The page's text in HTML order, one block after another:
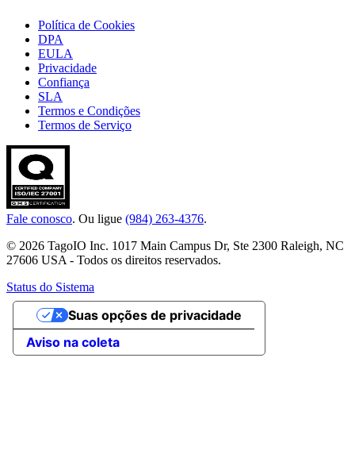
Política de Cookies
DPA
EULA
Privacidade
Confiança
SLA
Termos e Condições
Termos de Serviço
Fale conosco. Ou ligue (984) 263-4376.
© 2026 TagoIO Inc. 1017 Main Campus Dr, Ste 2300 Raleigh, NC
27606 USA - Todos os direitos reservados.
Status do Sistema
Aviso na coleta
Suas opções de privacidade